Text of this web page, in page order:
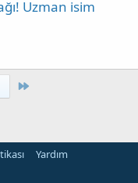
Uzman isim
Yardım